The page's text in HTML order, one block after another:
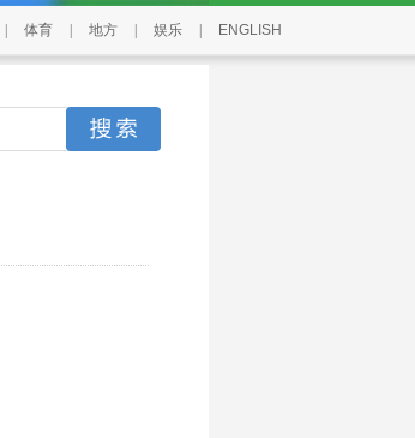
体育 地方 娱乐 ENGLISH